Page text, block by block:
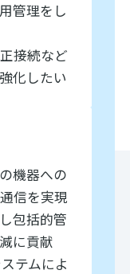
管理をし
接続など
化したい
機器への
信を実現
包括的管
に貢献
テムによ